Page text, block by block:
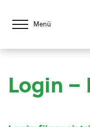
Menü
Login –